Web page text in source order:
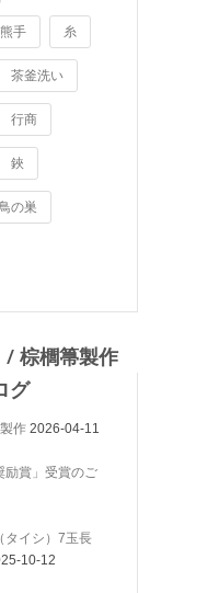
熊手 糸
茶釜洗い
行商
鋏
の巣
/ 棕櫚箒製作
グ
作 2026-04-11
励賞」受賞のご
タイシ）7玉長
10-12